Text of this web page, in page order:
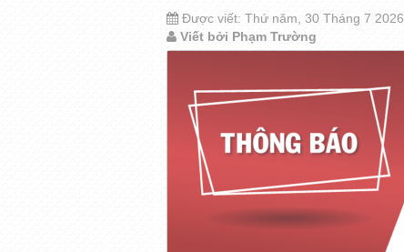
Được viết: Thứ năm, 30 Tháng 7 2026
Viết bởi Phạm Trường